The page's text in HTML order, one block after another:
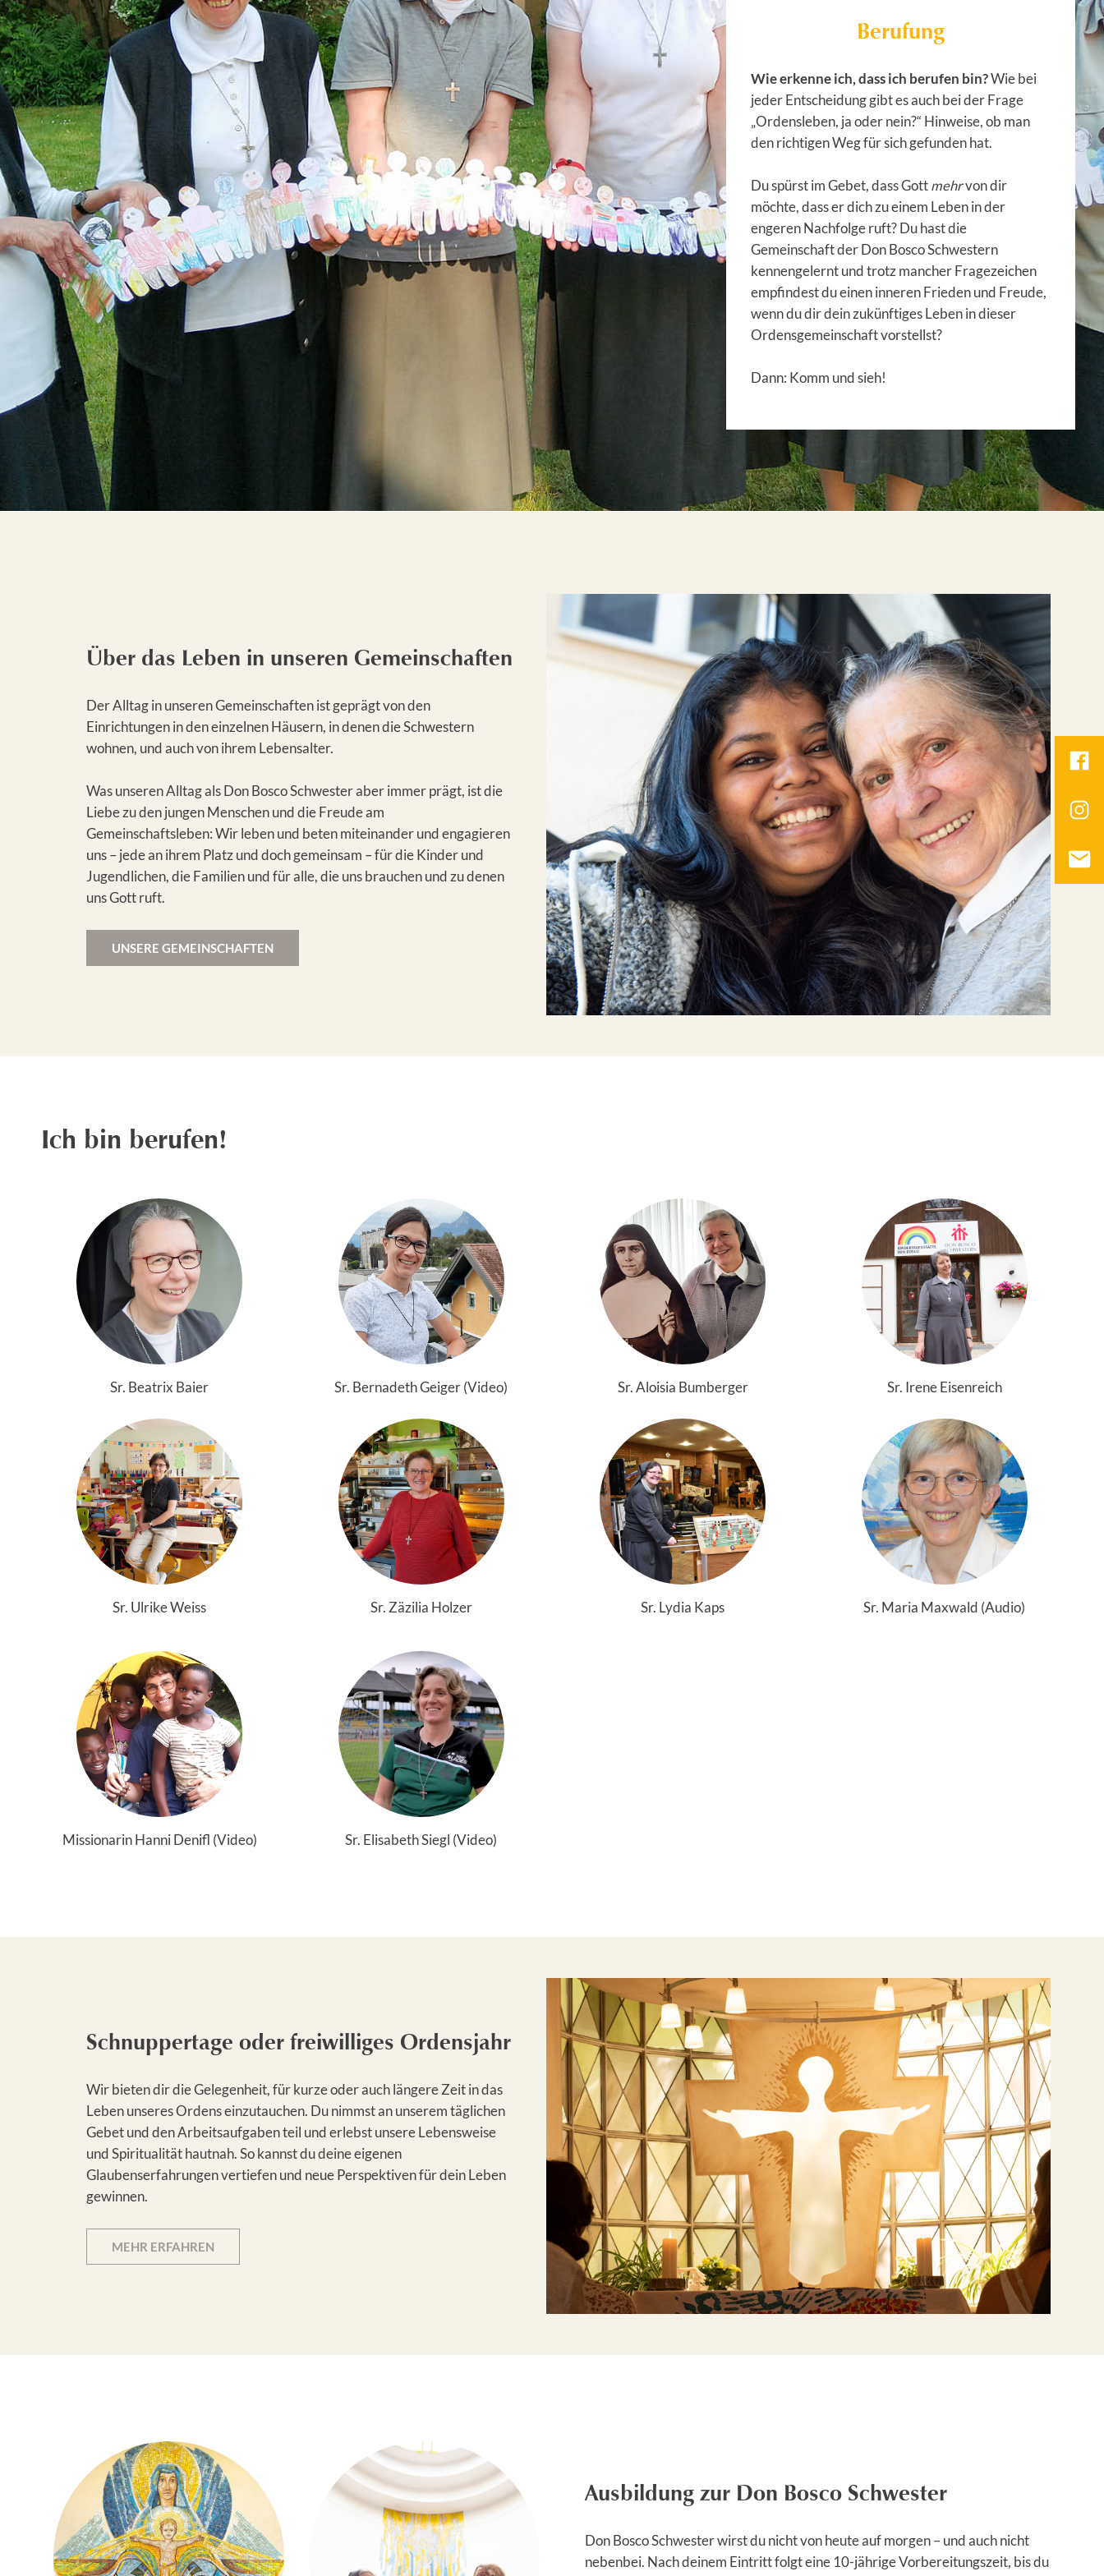
Berufung
Wie erkenne ich, dass ich berufen bin?Wie bei
jeder Entscheidung gibt es auch bei der Frage
„Ordensleben, ja oder nein?“ Hinweise, ob man
den richtigen Weg für sich gefunden hat.
Du spürst im Gebet, dass Gott mehrvon dir
möchte, dass er dich zu einem Leben in der
engeren Nachfolge ruft? Du hast die
Gemeinschaft der Don Bosco Schwestern
kennengelernt und trotz mancher Fragezeichen
empfindest du einen inneren Frieden und Freude,
wenn du dir dein zukünftiges Leben in dieser
Ordensgemeinschaft vorstellst?
Dann: Komm und sieh!
Über das Leben in unseren Gemeinschaften
Der Alltag in unseren Gemeinschaften ist geprägt von den
Einrichtungen in den einzelnen Häusern, in denen die Schwestern
wohnen, und auch von ihrem Lebensalter.
Was unseren Alltag als Don Bosco Schwester aber immer prägt, ist die
Liebe zu den jungen Menschen und die Freude am
Gemeinschaftsleben: Wir leben und beten miteinander und engagieren
uns – jede an ihrem Platz und doch gemeinsam – für die Kinder und
Jugendlichen, die Familien und für alle, die uns brauchen und zu denen
uns Gott ruft.
UNSERE GEMEINSCHAFTEN
Ich bin berufen!
Sr. Beatrix Baier Sr. Bernadeth Geiger (Video) Sr. Aloisia Bumberger Sr. Irene Eisenreich
Sr. Ulrike Weiss Sr. Zäzilia Holzer Sr. Lydia Kaps Sr. Maria Maxwald (Audio)
Missionarin Hanni Denifl (Video) Sr. Elisabeth Siegl (Video)
Schnuppertage oder freiwilliges Ordensjahr
Wir bieten dir die Gelegenheit, für kurze oder auch längere Zeit in das
Leben unseres Ordens einzutauchen. Du nimmst an unserem täglichen
Gebet und den Arbeitsaufgaben teil und erlebst unsere Lebensweise
und Spiritualität hautnah. So kannst du deine eigenen
Glaubenserfahrungen vertiefen und neue Perspektiven für dein Leben
gewinnen.
MEHR ERFAHREN
Ausbildung zur Don Bosco Schwester
Don Bosco Schwester wirst du nicht von heute auf morgen – und auch nicht
nebenbei. Nach deinem Eintritt folgt eine 10-jährige Vorbereitungszeit, bis du